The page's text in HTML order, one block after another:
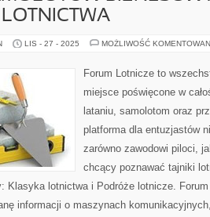
LIS - 27 - 2025 MOŻLIWOŚĆ
Forum Lotnicze to
miejsce poświęcone w
lataniu, samolotom oraz
platforma dla entuzjastów
zarówno zawodowi piloci,
chcący poznawać tajniki
Klasyka lotnictwa i Podróże lotnicze.
informacji o maszynach